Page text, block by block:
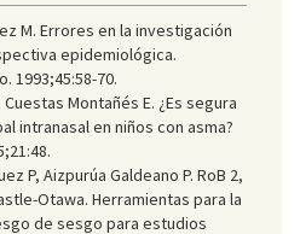
M. Errores en la investigación
epidemiológica.
1993;45:58-70.
Montañés E. ¿Es segura
intranasal en niños con asma?
P, Aizpurúa Galdeano P. RoB 2,
Otawa. Herramientas para la
de sesgo para estudios